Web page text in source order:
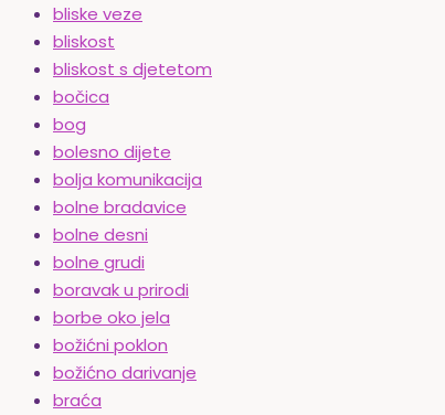
bliske veze
bliskost
bliskost s djetetom
bočica
bog
bolesno dijete
bolja komunikacija
bolne bradavice
bolne desni
bolne grudi
boravak u prirodi
borbe oko jela
božićni poklon
božićno darivanje
braća